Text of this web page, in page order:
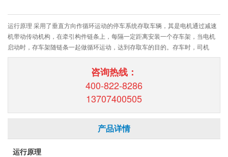
运行原理 采用了垂直方向作循环运动的停车系统存取车辆，其是电机通过减速
机带动传动机构，在牵引构件链条上，每隔一定距离安装一个存车架，当电机
启动时，存车架随链条一起做循环运动，达到存取车的目的。存车时，司机
咨询热线：
400-822-8286
13707400505
产品详情
运行原理